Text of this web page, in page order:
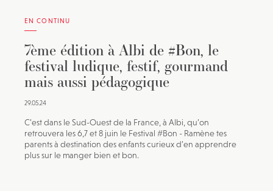
EN CONTINU
7ème édition à Albi de #Bon, le
festival ludique, festif, gourmand
mais aussi pédagogique
29.05.24
C’est dans le Sud-Ouest de la France, à Albi, qu’on
retrouvera les 6,7 et 8 juin le Festival #Bon - Ramène tes
parents à destination des enfants curieux d’en apprendre
plus sur le manger bien et bon.